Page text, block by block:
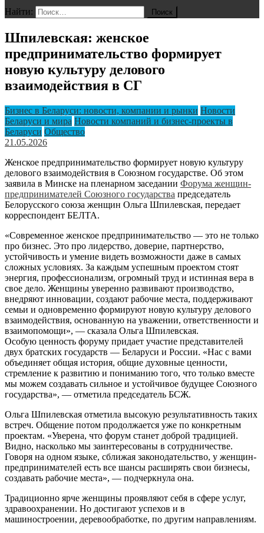
Найти:
Шпилевская: женское
предпринимательство формирует
новую культуру делового
взаимодействия в СГ
Бизнес в Беларуси: новости, компании и рынки Новости
Беларуси и мира Новости компаний и бизнес-проекты в
Беларуси Общество
21.05.2026
Женское предпринимательство формирует новую культуру
делового взаимодействия в Союзном государстве. Об этом
заявила в Минске на пленарном заседании Форума женщин-
предпринимателей Союзного государства председатель
Белорусского союза женщин Ольга Шпилевская, передает
корреспондент БЕЛТА.
«Современное женское предпринимательство — это не только
про бизнес. Это про лидерство, доверие, партнерство,
устойчивость и умение видеть возможности даже в самых
сложных условиях. За каждым успешным проектом стоят
энергия, профессионализм, огромный труд и истинная вера в
свое дело. Женщины уверенно развивают производство,
внедряют инновации, создают рабочие места, поддерживают
семьи и одновременно формируют новую культуру делового
взаимодействия, основанную на уважении, ответственности и
взаимопомощи», — сказала Ольга Шпилевская.
Особую ценность форуму придает участие представителей
двух братских государств — Беларуси и России. «Нас с вами
объединяет общая история, общие духовные ценности,
стремление к развитию и пониманию того, что только вместе
мы можем создавать сильное и устойчивое будущее Союзного
государства», — отметила председатель БСЖ.
Ольга Шпилевская отметила высокую результативность таких
встреч. Общение потом продолжается уже по конкретным
проектам. «Уверена, что форум станет доброй традицией.
Видно, насколько мы заинтересованы в сотрудничестве.
Говоря на одном языке, сближая законодательство, у женщин-
предпринимателей есть все шансы расширять свои бизнесы,
создавать рабочие места», — подчеркнула она.
Традиционно ярче женщины проявляют себя в сфере услуг,
здравоохранении. Но достигают успехов и в
машиностроении, деревообработке, по другим направлениям.